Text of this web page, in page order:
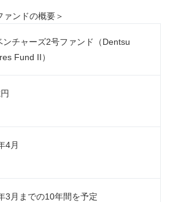
ァンドの概要＞
ンチャーズ2号ファンド（Dentsu
Fund II）
4月
3月までの10年間を予定